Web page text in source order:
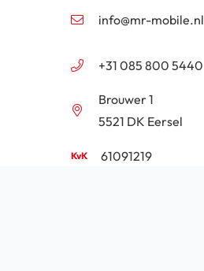
info@mr-mobile.nl
+31 085 800 5440
Brouwer 1
5521 DK Eersel
61091219